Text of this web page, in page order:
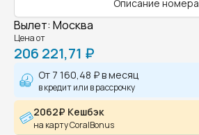
Описание номера
Вылет: Москва
Цена от
206 221,71 ₽
От 7 160,48 ₽в месяц
в кредит или в рассрочку
2062₽ Кешбэк
на карту CoralBonus